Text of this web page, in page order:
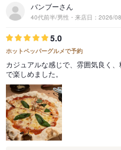
バンブーさん
40代前半/男性・来店日：2026/
5.0
ホットペッパーグルメで予約
カジュアルな感じで、雰囲気良く
で楽しめました。